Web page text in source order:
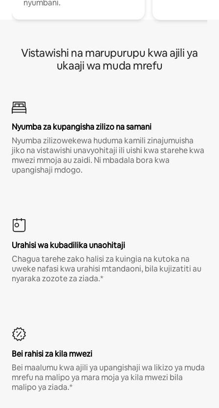
nyumbani.
Vistawishi na marupurupu kwa ajili ya
ukaaji wa muda mrefu
Nyumba za kupangisha zilizo na samani
Nyumba zilizowekewa huduma kamili zinajumuisha
jiko na vistawishi unavyohitaji ili uishi kwa starehe kwa
mwezi mmoja au zaidi. Ni mbadala bora kwa
upangishaji mdogo.
Urahisi wa kubadilika unaohitaji
Chagua tarehe zako halisi za kuingia na kutoka na
uweke nafasi kwa urahisi mtandaoni, bila kujizatiti au
nyaraka zozote za ziada.*
Bei rahisi za kila mwezi
Bei maalumu kwa ajili ya upangishaji wa likizo ya muda
mrefu na malipo ya mara moja ya kila mwezi bila
malipo ya ziada.*